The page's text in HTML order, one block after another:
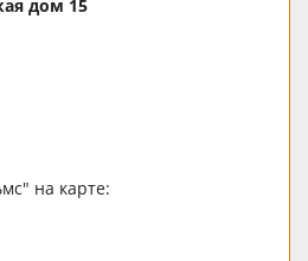
дом 15
на карте: